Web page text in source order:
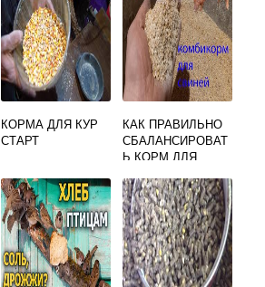
КОРМА ДЛЯ КУР
СТАРТ
КАК ПРАВИЛЬНО
СБАЛАНСИРОВАТ
Ь КОРМ ДЛЯ